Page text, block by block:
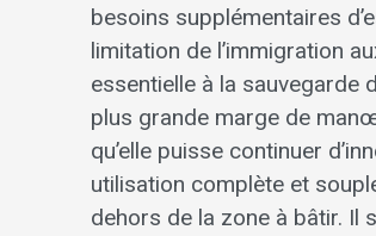
besoins supplémentaires
limitation de l’immigration
essentielle à la sauvegarde
plus grande marge de
qu’elle puisse continuer
utilisation complète et
dehors de la zone à bâtir. Il